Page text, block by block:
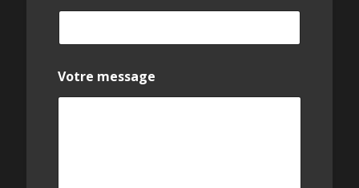
Votre message